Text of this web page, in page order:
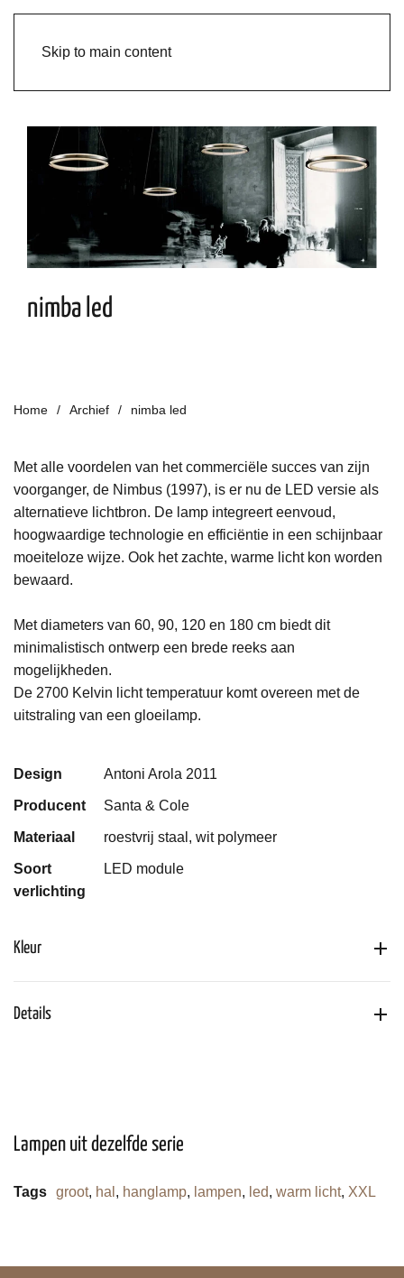
Skip to main content
nimba led
Home Archief nimba led
Met alle voordelen van het commerciële succes van zijn
voorganger, de Nimbus (1997), is er nu de LED versie als
alternatieve lichtbron. De lamp integreert eenvoud,
hoogwaardige technologie en efficiëntie in een schijnbaar
moeiteloze wijze. Ook het zachte, warme licht kon worden
bewaard.
Met diameters van 60, 90, 120 en 180 cm biedt dit
minimalistisch ontwerp een brede reeks aan
mogelijkheden.
De 2700 Kelvin licht temperatuur komt overeen met de
uitstraling van een gloeilamp.
Design Antoni Arola 2011
Producent Santa & Cole
Materiaal roestvrij staal, wit polymeer
Soort
verlichting
LED module
Kleur
Details
Lampen uit dezelfde serie
Tags groot, hal , hanglamp, lampen, led, warm licht, XXL